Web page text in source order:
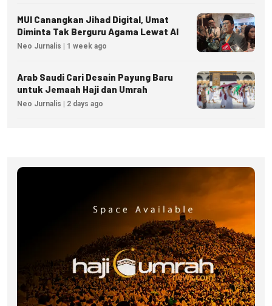
MUI Canangkan Jihad Digital, Umat
Diminta Tak Berguru Agama Lewat AI
Neo Jurnalis | 1 week ago
Arab Saudi Cari Desain Payung Baru
untuk Jemaah Haji dan Umrah
Neo Jurnalis | 2 days ago